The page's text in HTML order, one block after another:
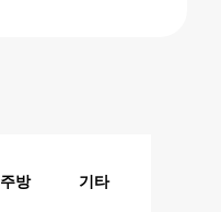
주방 기타